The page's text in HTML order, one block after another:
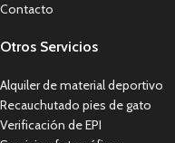
Contacto
Otros Servicios
Alquiler de material deportivo
Recauchutado pies de gato
Verificación de EPI